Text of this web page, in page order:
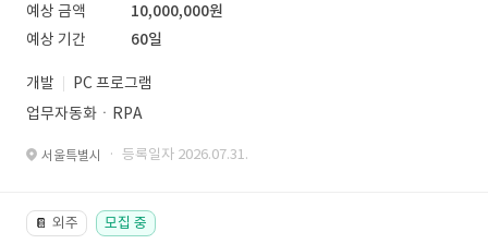
예상 금액
10,000,000원
예상 기간
60일
개발
PC 프로그램
업무자동화ㆍRPA
서울특별시 · 등록일자 2026.07.31.
📔 외주 모집 중